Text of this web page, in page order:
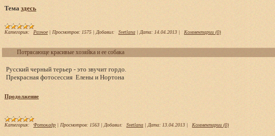
Тема здесь
Категория: Разное | Просмотров: 1575 | Добавил: Svetlana | Дата: 14.04.2013 | Комментарии (0)
Потрясающе красивые хозяйка и ее собака
Русский черный терьер - это звучит гордо.
Прекрасная фотосессия Елены и Нортона
Продолжение
Категория: Фотокадр | Просмотров: 1563 | Добавил: Svetlana | Дата: 13.04.2013 | Комментарии (0)